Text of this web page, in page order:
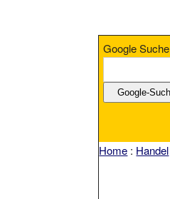
Google Suche
Home : Handel